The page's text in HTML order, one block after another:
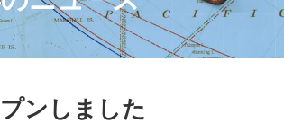
ンしました